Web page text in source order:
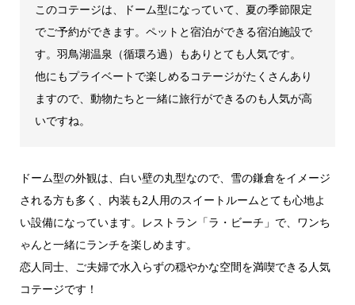
このコテージは、ドーム型になっていて、夏の季節限定
でご予約ができます。ペットと宿泊ができる宿泊施設で
す。羽鳥湖温泉（循環ろ過）もありとても人気です。
他にもプライベートで楽しめるコテージがたくさんあり
ますので、動物たちと一緒に旅行ができるのも人気が高
いですね。
ドーム型の外観は、白い壁の丸型なので、雪の鎌倉をイメージ
される方も多く、内装も2人用のスイートルームとても心地よ
い設備になっています。レストラン「ラ・ビーチ」で、ワンち
ゃんと一緒にランチを楽しめます。
恋人同士、ご夫婦で水入らずの穏やかな空間を満喫できる人気
コテージです！